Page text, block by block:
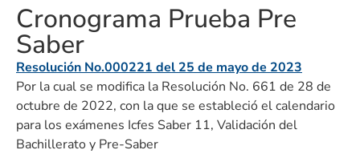
Cronograma Prueba Pre
Saber
Resolución No.000221 del 25 de mayo de 2023
Por la cual se modifica la Resolución No. 661 de 28 de
octubre de 2022, con la que se estableció el calendario
para los exámenes Icfes Saber 11, Validación del
Bachillerato y Pre-Saber